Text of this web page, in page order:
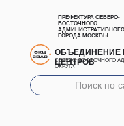
ПРЕФЕКТУРА СЕВЕРО-
ВОСТОЧНОГО
АДМИНИСТРАТИВНОГО
ГОРОДА МОСКВЫ
ОБЪЕДИНЕНИЕ
ЦЕНТРОВ
СЕВЕРО-ВОСТОЧНОГО
ОКРУГА